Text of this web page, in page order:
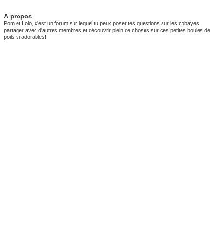
A propos
Pom et Lolo, c'est un forum sur lequel tu peux poser tes questions sur les cobayes,
partager avec d'autres membres et découvrir plein de choses sur ces petites boules de
poils si adorables!